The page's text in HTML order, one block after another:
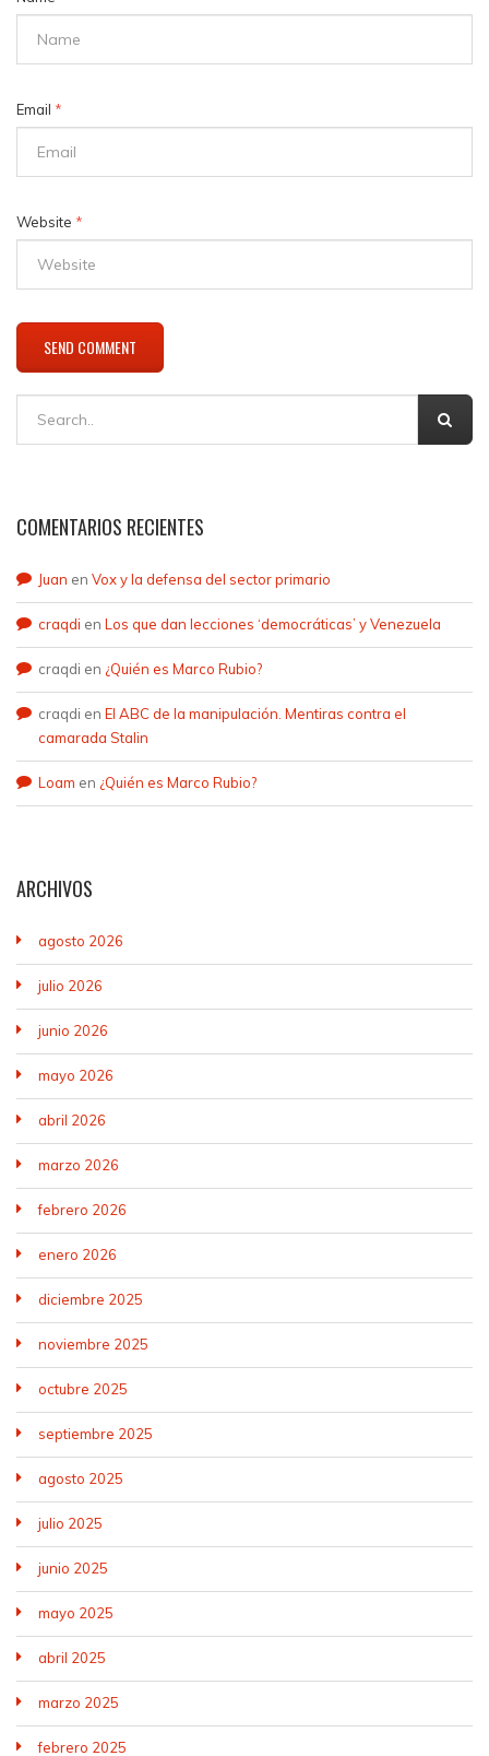
Email *
Website *
COMENTARIOS RECIENTES
Juan en Vox y la defensa del sector primario
craqdi en Los que dan lecciones ‘democráticas’ y Venezuela
craqdi en ¿Quién es Marco Rubio?
craqdi en El ABC de la manipulación. Mentiras contra el
camarada Stalin
Loam en ¿Quién es Marco Rubio?
ARCHIVOS
agosto 2026
julio 2026
junio 2026
mayo 2026
abril 2026
marzo 2026
febrero 2026
enero 2026
diciembre 2025
noviembre 2025
octubre 2025
septiembre 2025
agosto 2025
julio 2025
junio 2025
mayo 2025
abril 2025
marzo 2025
febrero 2025